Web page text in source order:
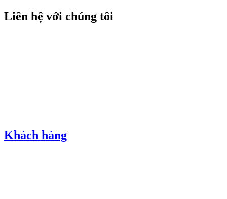
Liên hệ với chúng tôi
Khách hàng